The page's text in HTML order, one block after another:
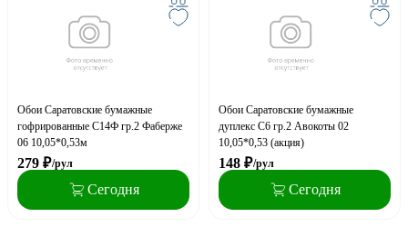
Обои Саратовские бумажные
гофрированные С14Ф гр.2 Фаберже
06 10,05*0,53м
279 ₽/рул
Сегодня
Обои Саратовские бумажные
дуплекс С6 гр.2 Авокоты 02
10,05*0,53 (акция)
148 ₽/рул
Сегодня